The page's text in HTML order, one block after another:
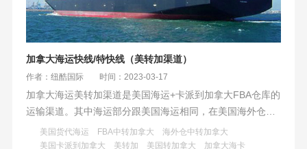
加拿大海运快线/特快线（美转加渠道）
作者：纽酷国际 时间：2023-03-17
加拿大海运美转加渠道是美国海运+卡派到加拿大FBA仓库的
运输渠道。其中海运部分跟美国海运相同，在美国海外仓拆
柜、分拣、打托后由卡车派送到加拿大各大FBA仓库，其中
增加了一次清关动作——美国边境到加拿大进口的清关流
美国货代海运 FBA中转加拿大
海外仓中转加拿大
美国卡派到加拿大
美转加 美国转加拿大
加拿大海卡